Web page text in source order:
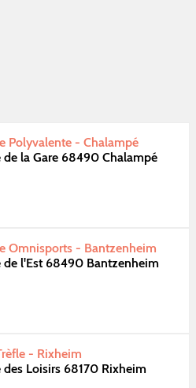
Polyvalente - Chalampé
de la Gare 68490 Chalampé
Omnisports - Bantzenheim
de l'Est 68490 Bantzenheim
- Rixheim
des Loisirs 68170 Rixheim